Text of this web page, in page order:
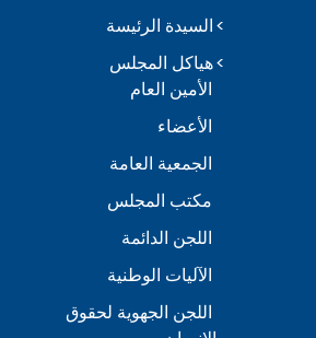
السيدة الرئيسة
هياكل المجلس
الأمين العام
الأعضاء
الجمعية العامة
مكتب المجلس
اللجن الدائمة
الآليات الوطنية
اللجن الجهوية لحقوق